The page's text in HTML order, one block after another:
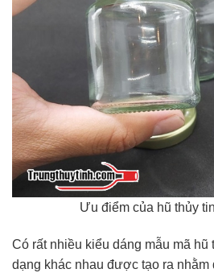
Ưu điểm của hũ thủy
Có rất nhiều kiểu dáng mẫu mã hũ
dạng khác nhau được tạo ra nhằm